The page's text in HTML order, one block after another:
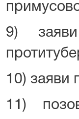
9)
10) заяви
11)